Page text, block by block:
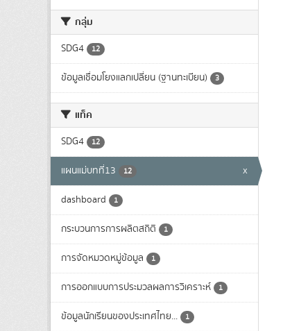
กลุ่ม
SDG4 12
ข้อมูลเชื่อมโยงแลกเปลี่ยน (ฐานทะเบียน) 3
แท็ค
SDG4 12
แผนแม่บทที่13 12 x
dashboard 1
กระบวนการการผลิตสถิติ 1
การจัดหมวดหมู่ข้อมูล 1
การออกแบบการประมวลผลการวิเคราะห์ 1
ข้อมูลนักเรียนของประเทศไทย... 1